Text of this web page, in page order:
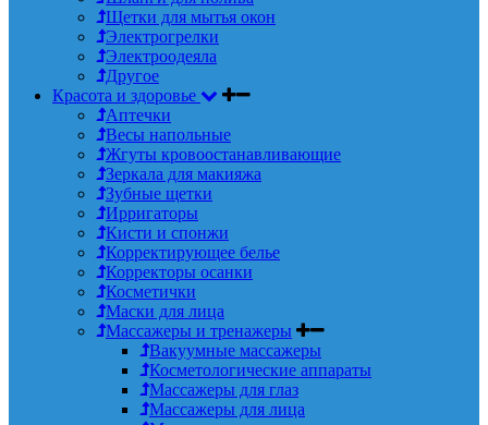
Щетки для мытья окон
Электрогрелки
Электроодеяла
Другое
Красота и здоровье
Аптечки
Весы напольные
Жгуты кровоостанавливающие
Зеркала для макияжа
Зубные щетки
Ирригаторы
Кисти и спонжи
Корректирующее белье
Корректоры осанки
Косметички
Маски для лица
Массажеры и тренажеры
Вакуумные массажеры
Косметологические аппараты
Массажеры для глаз
Массажеры для лица